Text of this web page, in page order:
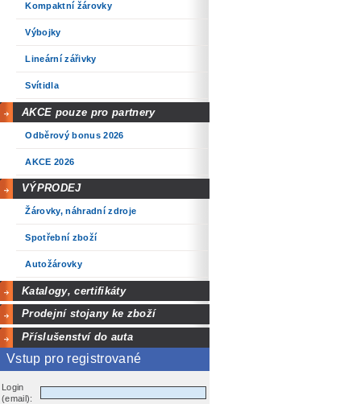
Kompaktní žárovky
Výbojky
Lineární zářivky
Svítidla
AKCE pouze pro partnery
Odběrový bonus 2026
AKCE 2026
VÝPRODEJ
Žárovky, náhradní zdroje
Spotřební zboží
Autožárovky
Katalogy, certifikáty
Prodejní stojany ke zboží
Příslušenství do auta
Vstup pro registrované
Login
(email):